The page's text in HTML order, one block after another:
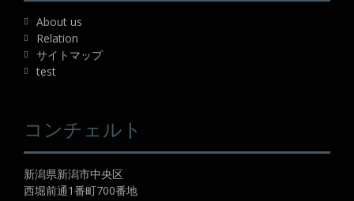
About us
Relation
サイトマップ
test
コンチェルト
新潟県新潟市中央区
西堀前通1番町700番地